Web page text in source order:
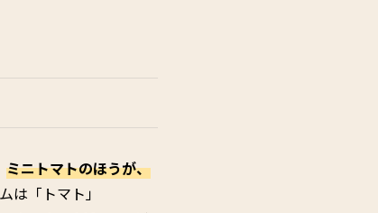
ミニトマトのほうが、
は「トマト」